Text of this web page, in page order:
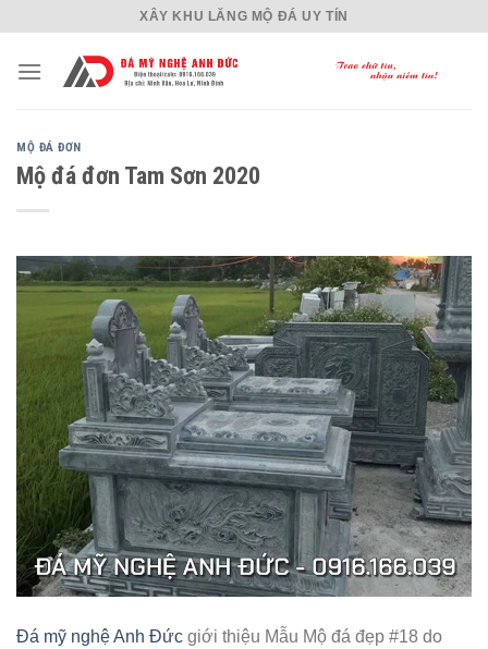
content
XÂY KHU LĂNG MỘ ĐÁ UY TÍN
MỘ ĐÁ ĐƠN
Mộ đá đơn Tam Sơn 2020
Đá mỹ nghệ Anh Đức giới thiệu Mẫu Mộ đá đẹp #18 do